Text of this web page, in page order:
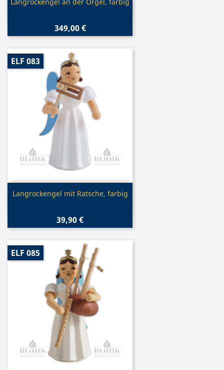

349,00 €
Vorschau
Langrockengel mit Ratsche, farbig
39,90 €
ELF 083
ELF 085